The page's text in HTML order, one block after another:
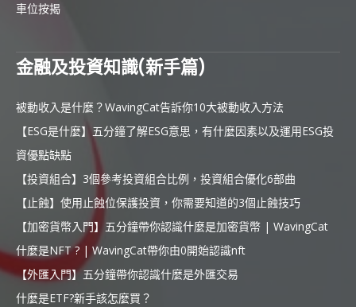
車位按揭
金融及投資知識(新手篇)
被動收入是什麼？WavingCat告訴你10大被動收入方法
【ESG是什麼】五分鐘了解ESG意思，有什麼因素以及運用ESG投
資優點缺點
【投資組合】3個參考投資組合比例，投資組合優化6部曲
【止蝕】使用止蝕位保護投資，你需要知道的3個止蝕技巧
【加密貨幣入門】五分鐘帶你認識什麼是加密貨幣 | WavingCat
什麼是NFT ? | WavingCat帶你由0開始認識nft
【外匯入門】五分鐘帶你認識什麼是外匯交易
什麼是ETF?新手該怎麼買？